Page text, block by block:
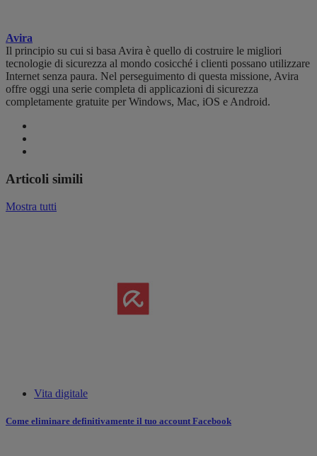
Avira
Il principio su cui si basa Avira è quello di costruire le migliori
tecnologie di sicurezza al mondo cosicché i clienti possano utilizzare
Internet senza paura. Nel perseguimento di questa missione, Avira
offre oggi una serie completa di applicazioni di sicurezza
completamente gratuite per Windows, Mac, iOS e Android.
Articoli simili
Mostra tutti
Vita digitale
Come eliminare definitivamente il tuo account Facebook